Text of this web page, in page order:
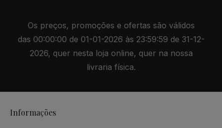
Os preços, promoções e ofertas são válidos
das 00:00:00 de 01-01-2026 às 23:59:59 de 31-12-
2026, quer nesta loja online, quer na nossa
livraria física.
Informações